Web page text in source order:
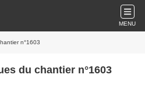
MENU
n°1603
du chantier n°1603